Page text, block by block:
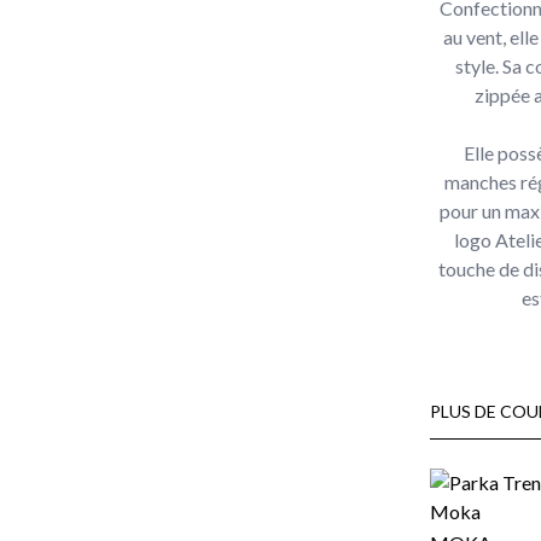
au vent,
style. Sa
zippée
Elle
manches
pour un
logo
touche de
PLUS DE